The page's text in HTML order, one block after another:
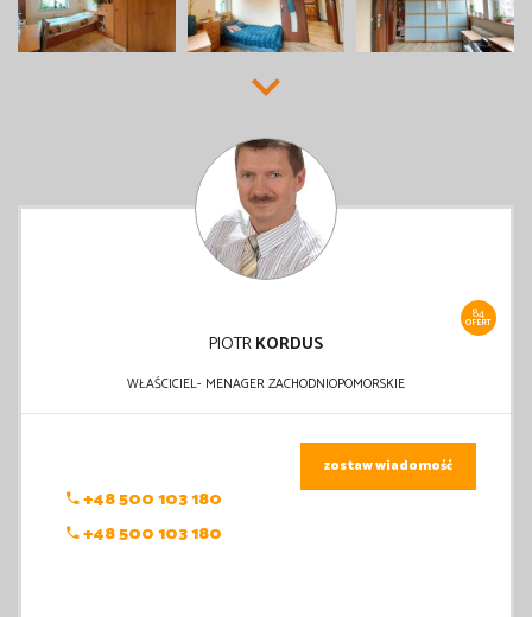
84
OFERT
PIOTRKORDUS
WŁAŚCICIEL- MENAGER ZACHODNIOPOMORSKIE
+48 500 103 180
+48 500 103 180
zostaw wiadomość